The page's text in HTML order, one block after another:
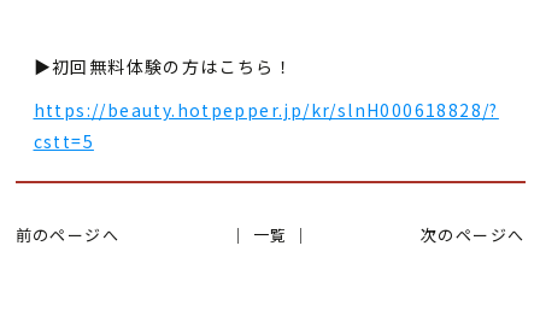
▶初回無料体験の方はこちら！
https://beauty.hotpepper.jp/kr/slnH000618828/?
cstt=5
前のページへ 次のページへ
│ 一覧 │